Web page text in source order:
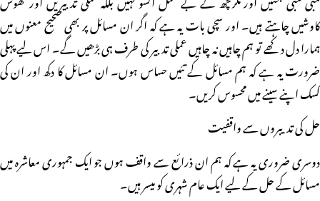
کاوشیں چاہتے ہیں۔ اور سچی بات یہ ہے کہ اگر ان مسائل پر بھی صحیح معنوں میں
ہمارا دل دکھے تو ہم چاہیں نہ چاہیں عملی تدبیر کی طرف ہی بڑھیں گے۔ اس لیے پہلی
ضرورت یہ ہے کہ ہم مسائل کے تئیں حساس ہوں۔ ان مسائل کا دکھ اور ان کی
کسک اپنے سینے میں محسوس کریں۔
حل کی تدیبروں سے واقفیت
دوسری ضروری یہ ہے کہ ہم ان ذرائع سے واقف ہوں جو ایک جمہوری معاشرہ میں
مسائل کے حل کے لیے ایک عام شہری کو میسر ہیں۔